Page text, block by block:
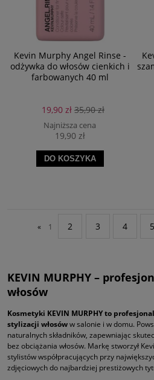
Kevin Murphy Angel Rinse -
odżywka do włosów cienkich i
farbowanych 40 ml
19,90 zł 35,90 zł
Najniższa cena
19,90 zł
DO KOSZYKA
« 1 2 3 4 5
KEVIN MURPHY –
włosów
Kosmetyki KEVIN MURPHYto
stylizacji włosóww salonie i w domu.
naturalnych składników, zapewniając
bez obciążania włosów. Markę stworzył
stylistów współpracujących przy
zdjęciowych do najbardziej prestiżowych